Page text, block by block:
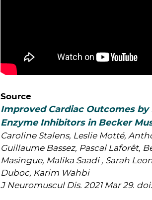
Source
Improved Cardiac Outcomes
Enzyme Inhibitors in Becker
Caroline Stalens, Leslie Motté,
Guillaume Bassez, Pascal Laforêt,
Masingue, Malika Saadi , Sarah
Duboc, Karim Wahbi
J Neuromuscul Dis. 2021 Mar 29.